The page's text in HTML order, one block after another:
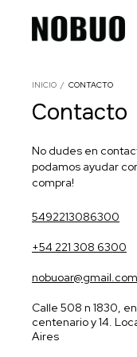
INICIO / CONTACTO
Contacto
No dudes en
podamos ayudar
compra!
5492213086300
+54 221 308 6300
nobuoar@gmail.com
Calle 508 n 1830,
centenario y 14.
Aires